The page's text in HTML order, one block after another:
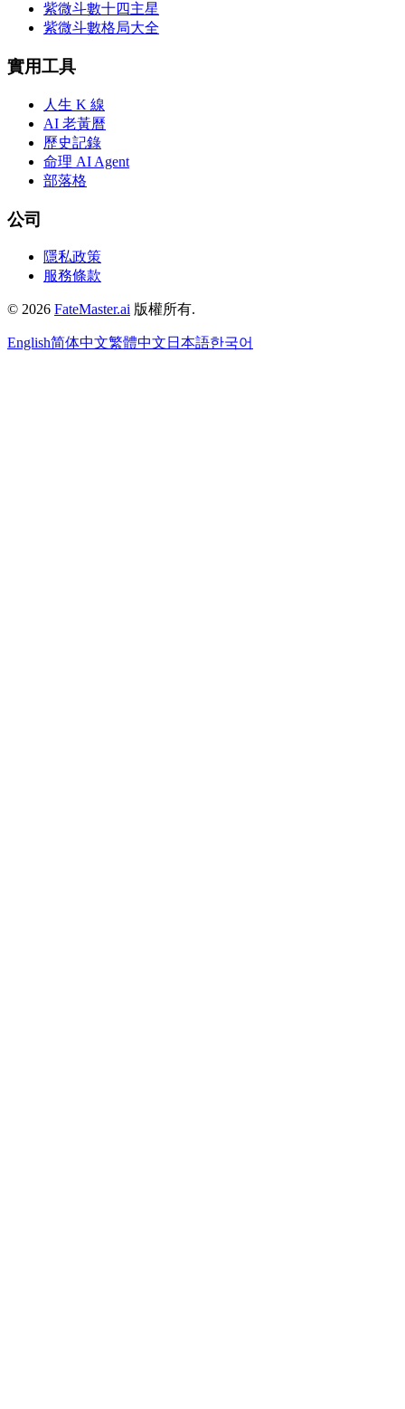
紫微斗數十四主星
紫微斗數格局大全
實用工具
人生 K 線
AI 老黃曆
歷史記錄
命理 AI Agent
部落格
公司
隱私政策
服務條款
© 2026 FateMaster.ai 版權所有.
English简体中文繁體中文 日本語한국어